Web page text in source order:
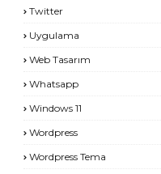
Twitter
Uygulama
Web Tasarım
Whatsapp
Windows 11
Wordpress
Wordpress Tema